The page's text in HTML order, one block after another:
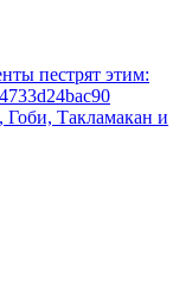
пестрят этим:
Такламакан и